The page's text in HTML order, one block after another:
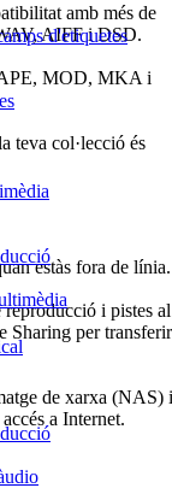
d'etiquetes
amb més de
AIFF i DSD.
MOD, MKA i
teva col·lecció és
estàs fora de línia.
reproducció i pistes al
Sharing per transferir
de xarxa (NAS) i
a Internet.